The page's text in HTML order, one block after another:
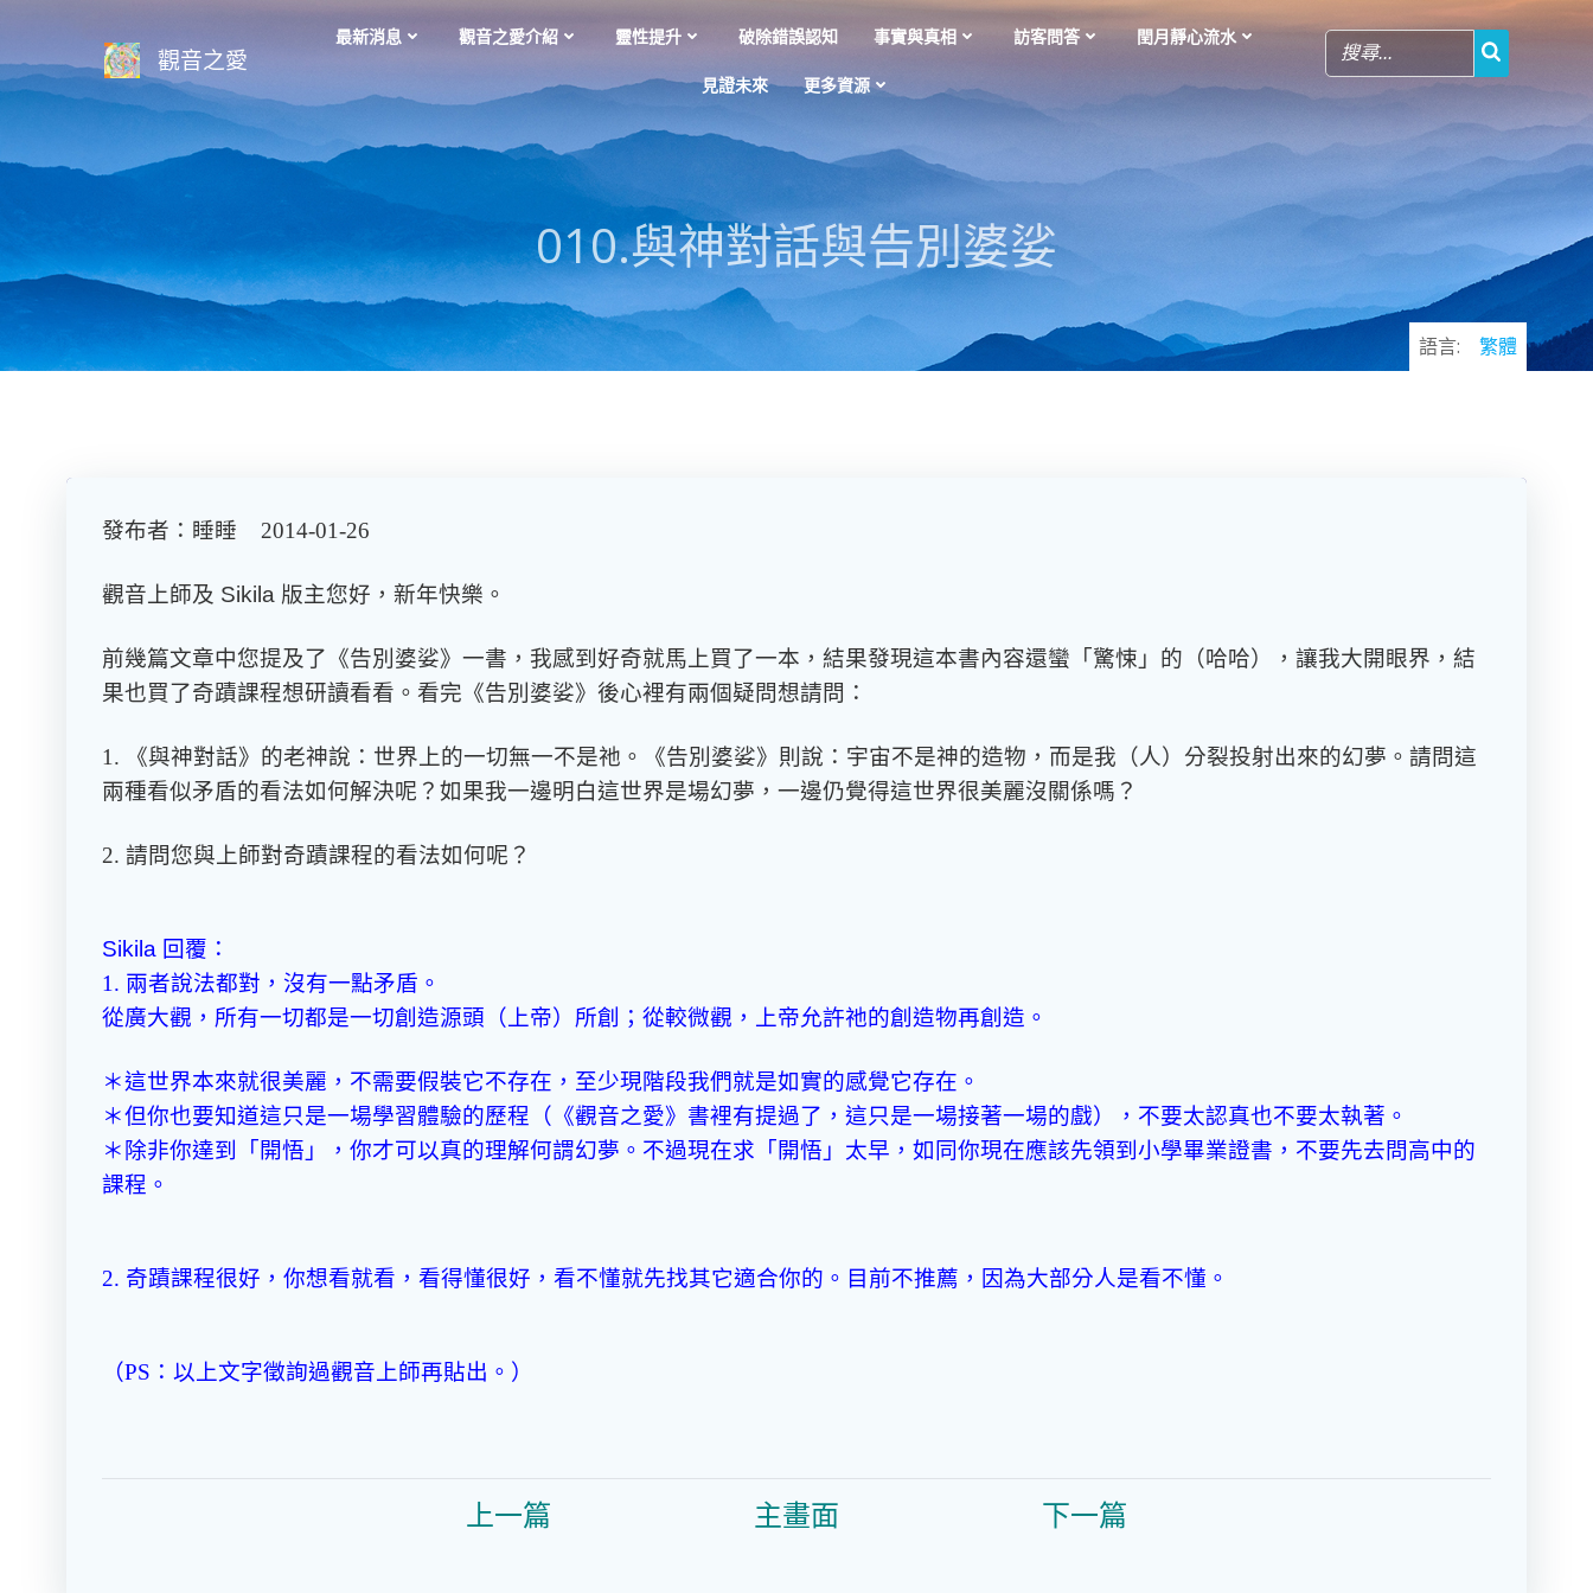
content
觀音之愛
最新消息 觀音之愛介紹 靈性提升 破除錯誤認知 事實與真相 訪客問答 閏月靜心流水
見證未來 更多資源
010.與神對話與告別婆娑
語言: 繁體
發布者：睡睡 2014-01-26
觀音上師及 Sikila 版主您好，新年快樂。
前幾篇文章中您提及了《告別婆娑》一書，我感到好奇就馬上買了一本，結果發現這本書內容還蠻「驚悚」的（哈哈），讓我大開眼界，結
果也買了奇蹟課程想研讀看看。看完《告別婆娑》後心裡有兩個疑問想請問：
1. 《與神對話》的老神說：世界上的一切無一不是祂。《告別婆娑》則說：宇宙不是神的造物，而是我（人）分裂投射出來的幻夢。請問這
兩種看似矛盾的看法如何解決呢？如果我一邊明白這世界是場幻夢，一邊仍覺得這世界很美麗沒關係嗎？
2. 請問您與上師對奇蹟課程的看法如何呢？
Sikila 回覆：
1. 兩者說法都對，沒有一點矛盾。
從廣大觀，所有一切都是一切創造源頭（上帝）所創；從較微觀，上帝允許祂的創造物再創造。
＊這世界本來就很美麗，不需要假裝它不存在，至少現階段我們就是如實的感覺它存在。
＊但你也要知道這只是一場學習體驗的歷程（《觀音之愛》書裡有提過了，這只是一場接著一場的戲），不要太認真也不要太執著。
＊除非你達到「開悟」，你才可以真的理解何謂幻夢。不過現在求「開悟」太早，如同你現在應該先領到小學畢業證書，不要先去問高中的
課程。
2. 奇蹟課程很好，你想看就看，看得懂很好，看不懂就先找其它適合你的。目前不推薦，因為大部分人是看不懂。
（PS：以上文字徵詢過觀音上師再貼出。）
上一篇 主畫面 下一篇